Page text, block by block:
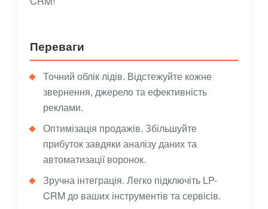
Переваги
Точний облік лідів. Відстежуйте кожне
звернення, джерело та ефективність
реклами.
Оптимізація продажів. Збільшуйте
прибуток завдяки аналізу даних та
автоматизації воронок.
Зручна інтеграція. Легко підключіть LP-
CRM до ваших інструментів та сервісів.